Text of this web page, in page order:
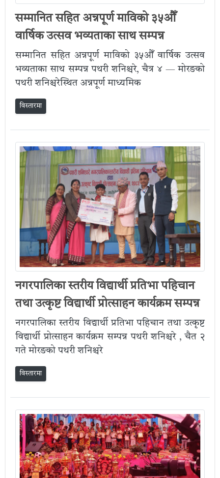
सम्मानित सहित अन्नपूर्ण माविको ३५औँ
वार्षिक उत्सव भव्यताका साथ सम्पन्न
सम्मानित सहित अन्नपूर्ण माविको ३५औँ वार्षिक उत्सव
भव्यताका साथ सम्पन्न पथरी शनिश्चरे, चैत्र ४ — मोरङको
पथरी शनिश्चरेस्थित अन्नपूर्ण माध्यमिक
विस्तारमा
नगरपालिका स्तरीय विद्यार्थी प्रतिभा पहिचान
तथा उत्कृष्ट विद्यार्थी प्रोत्साहन कार्यक्रम सम्पन्न
नगरपालिका स्तरीय विद्यार्थी प्रतिभा पहिचान तथा उत्कृष्ट
विद्यार्थी प्रोत्साहन कार्यक्रम सम्पन्न पथरी शनिश्चरे , चैत २
गते मोरङको पथरी शनिश्चरे
विस्तारमा